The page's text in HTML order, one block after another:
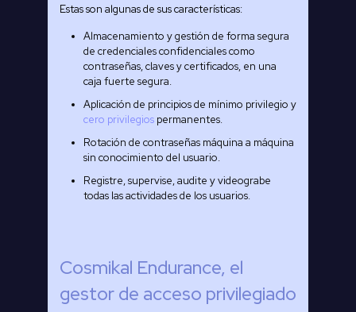
Estas son algunas de sus características:
Almacenamiento y gestión de forma segura
de credenciales confidenciales como
contraseñas, claves y certificados, en una
caja fuerte segura.
Aplicación de principios de mínimo privilegio y
cero privilegios permanentes.
Rotación de contraseñas máquina a máquina
sin conocimiento del usuario.
Registre, supervise, audite y videograbe
todas las actividades de los usuarios.
Cosmikal Endurance, el
gestor de acceso privilegiado